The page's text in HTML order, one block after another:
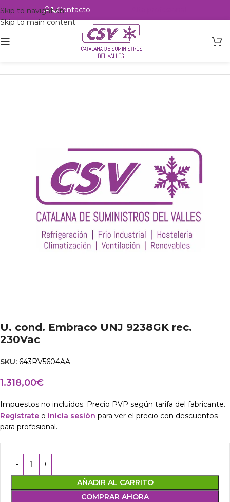
Skip to navigation
Skip to main content
Contacto
csvalles
U. cond. Embraco UNJ 9238GK rec.
230Vac
SKU: 643RV5604AA
1.318,00€
Impuestos no incluidos. Precio PVP según tarifa del fabricante.
Regístrate o inicia sesión para ver el precio con descuentos
para profesional.
AÑADIR AL CARRITO
COMPRAR AHORA